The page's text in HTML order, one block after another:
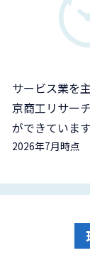
サービス業を
京商工リサー
ができています
2026年7月時点